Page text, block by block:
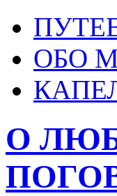
ОБО
О